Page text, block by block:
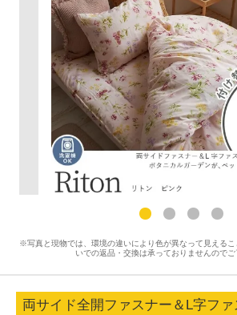
※写真と現物では、環境の違いにより色が異なって見える
いでの返品・交換は承っておりませんのでご
両サイド全開ファスナー＆L字フ